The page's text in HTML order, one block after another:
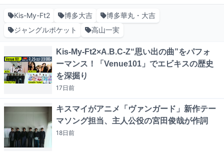
Kis-My-Ft2 博多大吉
博多華丸・大吉
ジャングルポケット
高山一実
Kis-My-Ft2×A.B.C-Z“思い出の曲”をパフォ
ーマンス！「Venue101」でエビキスの歴史
を深掘り
17日前
キスマイがアニメ「ヴァンガード」新作テー
マソング担当、主人公役の宮田俊哉が作詞
18日前